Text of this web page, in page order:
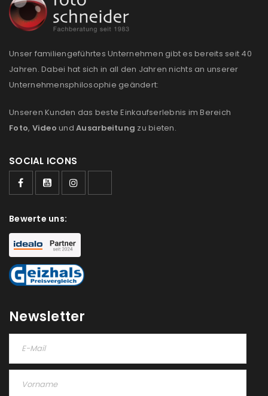
ANMELDEN
Benutzername oder E-Mail-Adresse
Anmeldeformular geschützt durchWP Captcha
ANMELDEN
Unser familiengeführtes Unternehmen gibt es bereits seit 40
Jahren. Dabei hat sich in all den Jahren nichts an unserer
Unternehmensphilosophie geändert:
Unseren Kunden das beste Einkaufserlebnis im Bereich
Foto, Video und Ausarbeitung zu bieten.
SOCIAL ICONS
Bewerte uns:
Newsletter